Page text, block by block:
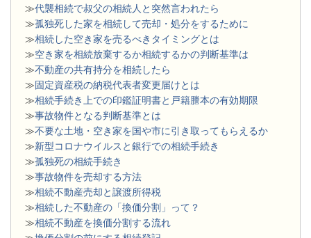
≫代襲相続で叔父の相続人と突然言われたら
≫孤独死した家を相続して売却・処分をするために
≫相続した空き家を売るべきタイミングとは
≫空き家を相続放棄するか相続するかの判断基準は
≫不動産の共有持分を相続したら
≫固定資産税の納税代表者変更届けとは
≫相続手続き上での印鑑証明書と戸籍謄本の有効期限
≫事故物件となる判断基準とは
≫不要な土地・空き家を国や市に引き取ってもらえるか
≫新型コロナウイルスと銀行での相続手続き
≫孤独死の相続手続き
≫事故物件を売却する方法
≫相続不動産売却と譲渡所得税
≫相続した不動産の「換価分割」って？
≫相続不動産を換価分割する流れ